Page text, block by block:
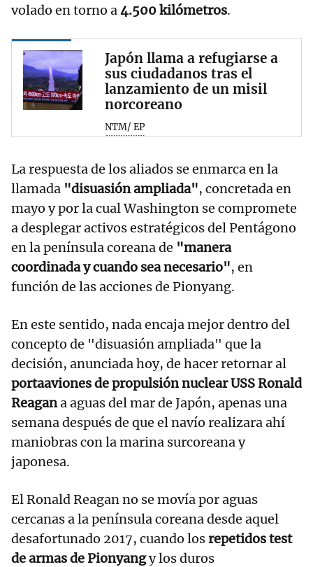
volado en torno a4.500 kilómetros.
Japón llama a refugiarse a
sus ciudadanos tras el
lanzamiento de un misil
norcoreano
NTM/ EP
La respuesta de los aliados se enmarca en la
llamada "disuasión ampliada", concretada en
mayo y por la cual Washington se compromete
a desplegar activos estratégicos del Pentágono
en la península coreana de "manera
coordinada y cuando sea necesario", en
función de las acciones de Pionyang.
En este sentido, nada encaja mejor dentro del
concepto de "disuasión ampliada" que la
decisión, anunciada hoy, de hacer retornar al
portaaviones de propulsión nuclear USS Ronald
Reagana aguas del mar de Japón, apenas una
semana después de que el navío realizara ahí
maniobras con la marina surcoreana y
japonesa.
El Ronald Reagan no se movía por aguas
cercanas a la península coreana desde aquel
desafortunado 2017, cuando losrepetidos test
de armas de Pionyangy los duros